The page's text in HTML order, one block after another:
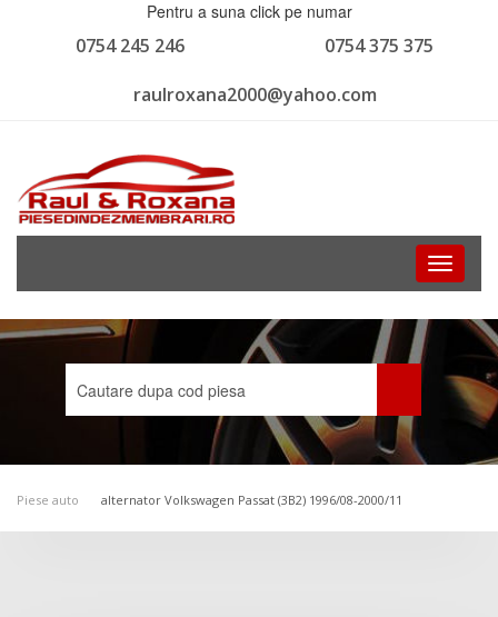
Pentru a suna click pe numar
0754 375 375
0754 245 246
raulroxana2000@yahoo.com
Toggle
Piese auto alternator Volkswagen Passat (3B2) 1996/08-2000/11